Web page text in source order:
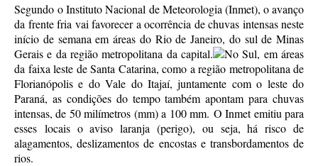
Segundo o Instituto Nacional de Meteorologia (Inmet), o avanço
da frente fria vai favorecer a ocorrência de chuvas intensas neste
início de semana em áreas do Rio de Janeiro, do sul de Minas
Gerais e da região metropolitana da capital.
No Sul, em áreas
da faixa leste de Santa Catarina, como a região metropolitana de
Florianópolis e do Vale do Itajaí, juntamente com o leste do
Paraná, as condições do tempo também apontam para chuvas
intensas, de 50 milímetros (mm) a 100 mm. O Inmet emitiu para
esses locais o aviso laranja (perigo), ou seja, há risco de
alagamentos, deslizamentos de encostas e transbordamentos de
rios.